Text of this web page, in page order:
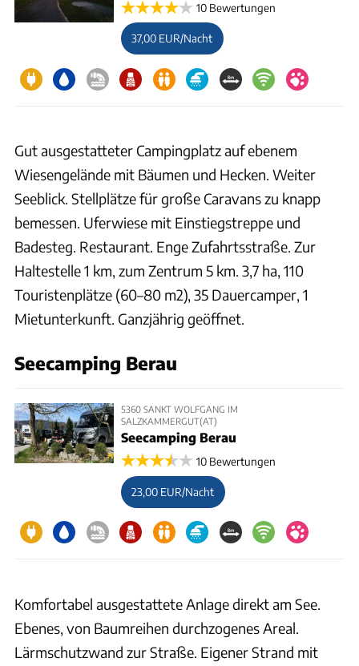
10 Bewertungen
37,00 EUR/Nacht
Gut ausgestatteter Campingplatz auf ebenem
Wiesengelände mit Bäumen und Hecken. Weiter
Seeblick. Stellplätze für große Caravans zu knapp
bemessen. Uferwiese mit Einstiegstreppe und
Badesteg. Restaurant. Enge Zufahrtsstraße. Zur
Haltestelle 1 km, zum Zentrum 5 km. 3,7 ha, 110
Touristenplätze (60–80 m2), 35 Dauercamper, 1
Mietunterkunft. Ganzjährig geöffnet.
Seecamping Berau
5360 SANKT WOLFGANG IM
SALZKAMMERGUT(AT)
Seecamping Berau
10 Bewertungen
23,00 EUR/Nacht
Komfortabel ausgestattete Anlage direkt am See.
Ebenes, von Baumreihen durchzogenes Areal.
Lärmschutzwand zur Straße. Eigener Strand mit